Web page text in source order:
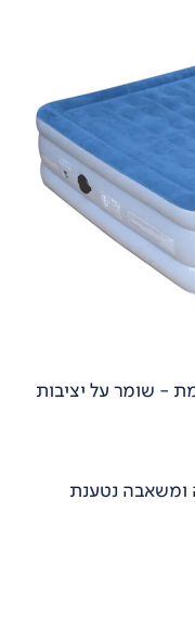
- שומר על יציבות
ומשאבה נטענת